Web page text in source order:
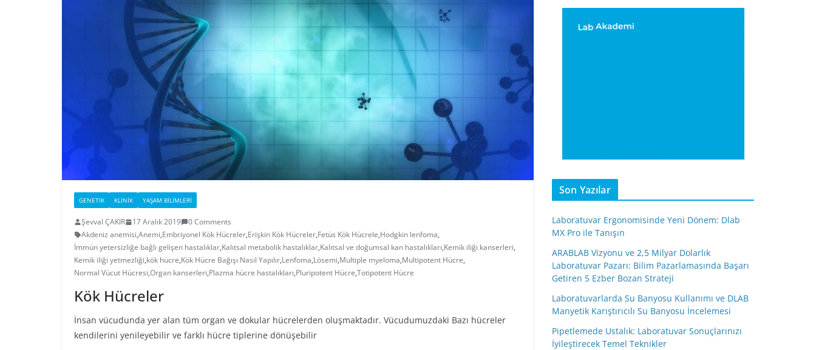
GENETIK KLINIK YAŞAM BILIMLERI
Şevval ÇAKIR 17 Aralık 2019
0 Comments
Akdeniz anemisi,Anemi,Embriyonel Kök Hücreler,Erişkin Kök Hücreler,Fetüs Kök Hücrele,Hodgkin lenfoma,
İmmün yetersizliğe bağlı gelişen hastalıklar,Kalıtsal metabolik hastalıklar,Kalıtsal ve doğumsal kan hastalıkları,Kemik iliği kanserleri,
Kemik iliği yetmezliği,kök hücre,Kök Hücre Bağışı Nasıl Yapılır,Lenfoma,Lösemi,Multiple myeloma,Multipotent Hücre,
Normal Vücut Hücresi,Organ kanserleri,Plazma hücre hastalıkları,Pluripotent Hücre,Totipotent Hücre
Kök Hücreler
İnsan vücudunda yer alan tüm organ ve dokular hücrelerden oluşmaktadır. Vücudumuzdaki Bazı hücreler
kendilerini yenileyebilir ve farklı hücre tiplerine dönüşebilir
Son Yazılar
Laboratuvar Ergonomisinde Yeni Dönem: Dlab
MX Pro ile Tanışın
ARABLAB Vizyonu ve 2,5 Milyar Dolarlık
Laboratuvar Pazarı: Bilim Pazarlamasında Başarı
Getiren 5 Ezber Bozan Strateji
Laboratuvarlarda Su Banyosu Kullanımı ve DLAB
Manyetik Karıştırıcılı Su Banyosu İncelemesi
Pipetlemede Ustalık: Laboratuvar Sonuçlarınızı
İyileştirecek Temel Teknikler